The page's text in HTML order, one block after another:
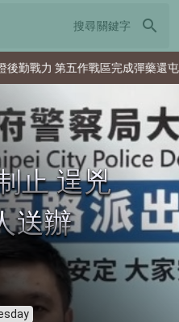
search
力 第五作戰區完成彈藥還屯整備
止 逞兇
送辦